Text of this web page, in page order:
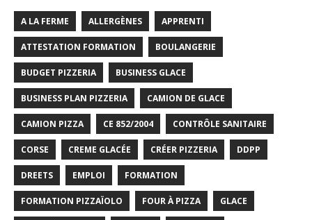
A LA FERME ALLERGÈNES APPRENTI
ATTESTATION FORMATION BOULANGERIE
BUDGET PIZZERIA BUSINESS GLACE
BUSINESS PLAN PIZZERIA CAMION DE GLACE
CAMION PIZZA CE 852/2004 CONTRÔLE SANITAIRE
CORSE CREME GLACÉE CRÉER PIZZERIA DDPP
DREETS EMPLOI FORMATION
FORMATION PIZZAÏOLO FOUR À PIZZA GLACE